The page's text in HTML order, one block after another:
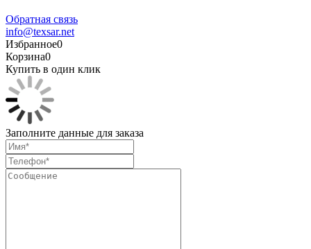
Обратная связь
info@texsar.net
Избранное0
Корзина0
Купить в один клик
Заполните данные для заказа